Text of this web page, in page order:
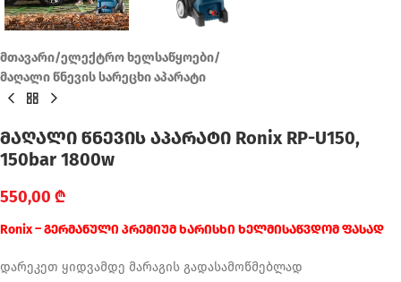
მთავარი/ელექტრო ხელსაწყოები/
მაღალი წნევის სარეცხი აპარატი
მაღალი წნევის აპარატი Ronix RP-U150,
150bar 1800w
550,00 ₾
Ronix – გერმანული პრემიუმ ხარისხი ხელმისაწვდომ ფასად
დარეკეთ ყიდვამდე მარაგის გადასამოწმებლად